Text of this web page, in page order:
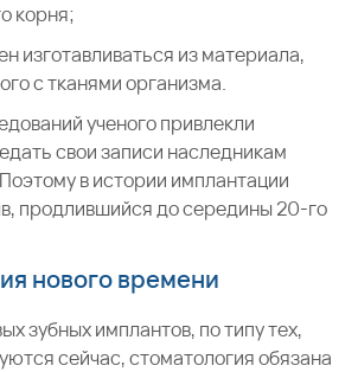
корня;
изготавливаться из материала,
с тканями организма.
ученого привлекли
свои записи наследникам
в истории имплантации
продлившийся до середины 20-го
нового времени
зубных имплантов, по типу тех,
сейчас, стоматология обязана